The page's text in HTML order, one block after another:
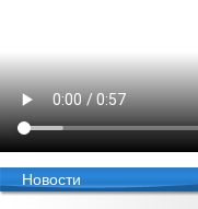
Новости